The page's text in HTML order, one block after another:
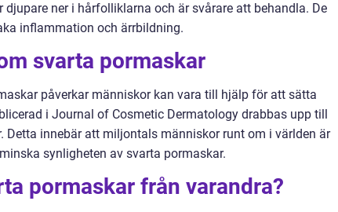
ner i hårfolliklarna och är svårare att behandla. De
inflammation och ärrbildning.
svarta pormaskar
påverkar människor kan vara till hjälp för att sätta
i Journal of Cosmetic Dermatology drabbas upp till
Detta innebär att miljontals människor runt om i världen är
synligheten av svarta pormaskar.
pormaskar från varandra?